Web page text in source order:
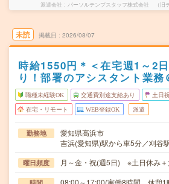
派遣会社 パーソルテンプスタッフ株式会社 （旧
未読 掲載日 2026/08/07
時給1550円＊＜在宅週1～2
り！部署のアシスタント業務
職種未経験OK 交通費別途支給あり 土日
在宅・リモート WEB登録OK 派遣
勤務地
愛知県高浜市
吉浜(愛知県)駅から車5分／刈谷
曜日頻度 月～金・祝(週5日) ※土日休み
08:00～17:00(実働8時間 休憩1